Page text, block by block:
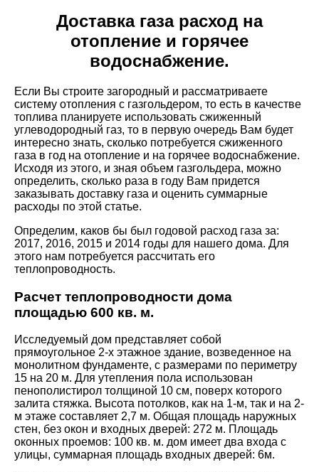
Доставка газа расход на
отопление и горячее
водоснабжение.
Если Вы строите загородный и рассматриваете
систему отопления с газгольдером, то есть в качестве
топлива планируете использовать сжиженный
углеводородный газ, то в первую очередь Вам будет
интересно знать, сколько потребуется сжиженного
газа в год на отопление и на горячее водоснабжение.
Исходя из этого, и зная объем газгольдера, можно
определить, сколько раза в году Вам придется
заказывать доставку газа и оценить суммарные
расходы по этой статье.
Определим, каков бы был годовой расход газа за:
2017, 2016, 2015 и 2014 годы для нашего дома. Для
этого нам потребуется рассчитать его
теплопроводность.
Расчет теплопроводности дома
площадью 600 кв. м.
Исследуемый дом представляет собой
прямоугольное 2-х этажное здание, возведенное на
монолитном фундаменте, с размерами по периметру
15 на 20 м. Для утепления пола использован
пенополистирол толщиной 10 см, поверх которого
залита стяжка. Высота потолков, как на 1-м, так и на 2-
м этаже составляет 2,7 м. Общая площадь наружных
стен, без окон и входных дверей: 272 м. Площадь
оконных проемов: 100 кв. м. дом имеет два входа с
улицы, суммарная площадь входных дверей: 6м.